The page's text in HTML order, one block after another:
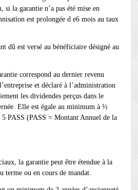
si la garantie n’a pas été mise en
est prolongée d e6 mois au taux
dû est versé au bénéficiaire désigné au
correspond au dernier revenu
et déclaré à l’administration
les dividendes perçus dans le
Elle est égale au minimum à ½
PASS (PASS = Montant Annuel de la
la garantie peut être étendue à la
terme ou en cours de mandat.